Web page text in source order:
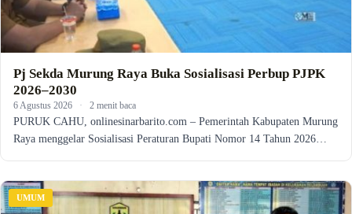
Pj Sekda Murung Raya Buka Sosialisasi Perbup PJPK
2026–2030
6 Agustus 2026 · 2 menit baca
PURUK CAHU, onlinesinarbarito.com – Pemerintah Kabupaten Murung
Raya menggelar Sosialisasi Peraturan Bupati Nomor 14 Tahun 2026…
UMUM